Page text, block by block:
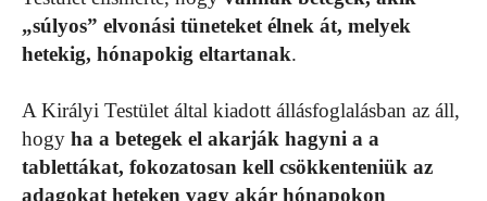
„súlyos” elvonási tüneteket élnek át, melyek
hetekig, hónapokig eltartanak.
A Királyi Testület által kiadott állásfoglalásban az áll,
hogy ha a betegek el akarják hagyni a a
tablettákat, fokozatosan kell csökkenteniük az
adagokat heteken vagy akár hónapokon